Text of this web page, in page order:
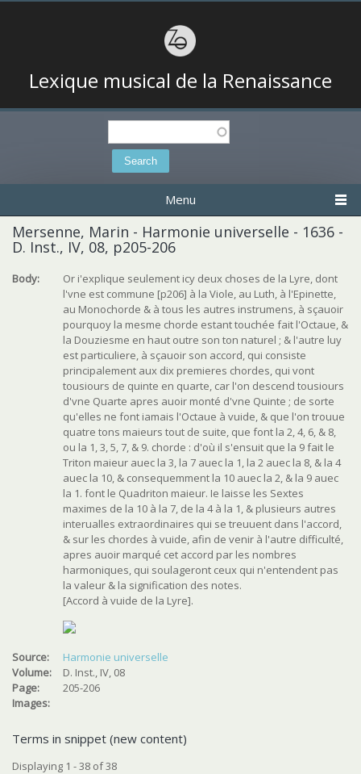
Lexique musical de la Renaissance
Search
Menu
Mersenne, Marin - Harmonie universelle - 1636 -
D. Inst., IV, 08, p205-206
Body:
Or i'explique seulement icy deux choses de la Lyre, dont
l'vne est commune [p206] à la Viole, au Luth, à l'Epinette,
au Monochorde & à tous les autres instrumens, à sçauoir
pourquoy la mesme chorde estant touchée fait l'Octaue, &
la Douziesme en haut outre son ton naturel ; & l'autre luy
est particuliere, à sçauoir son accord, qui consiste
principalement aux dix premieres chordes, qui vont
tousiours de quinte en quarte, car l'on descend tousiours
d'vne Quarte apres auoir monté d'vne Quinte ; de sorte
qu'elles ne font iamais l'Octaue à vuide, & que l'on trouue
quatre tons maieurs tout de suite, que font la 2, 4, 6, & 8,
ou la 1, 3, 5, 7, & 9. chorde : d'où il s'ensuit que la 9 fait le
Triton maieur auec la 3, la 7 auec la 1, la 2 auec la 8, & la 4
auec la 10, & consequemment la 10 auec la 2, & la 9 auec
la 1. font le Quadriton maieur. Ie laisse les Sextes
maximes de la 10 à la 7, de la 4 à la 1, & plusieurs autres
interualles extraordinaires qui se treuuent dans l'accord,
& sur les chordes à vuide, afin de venir à l'autre difficulté,
apres auoir marqué cet accord par les nombres
harmoniques, qui soulageront ceux qui n'entendent pas
la valeur & la signification des notes.
[Accord à vuide de la Lyre].
Source:
Harmonie universelle
Volume:
D. Inst., IV, 08
Page:
205-206
Images:
Terms in snippet (new content)
Displaying 1 - 38 of 38